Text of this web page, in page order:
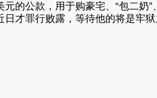
元的公款，用于购豪宅、“包二奶
日才罪行败露，等待他的将是牢